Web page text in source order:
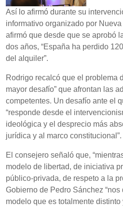
Así lo afirmó durante su
informativo organizado por
afirmó que desde que se aprobó
dos años, “España ha perdido
del alquiler”.
Rodrigo recalcó que el problema
mayor desafío” que afrontan las
competentes. Un desafío ante el
“responde desde el
ideológica y el desprecio más
jurídica y al marco constitucional”.
El consejero señaló que,
modelo de libertad, de iniciativa
público-privada, de respeto a la
Gobierno de Pedro Sánchez
modelo que es totalmente